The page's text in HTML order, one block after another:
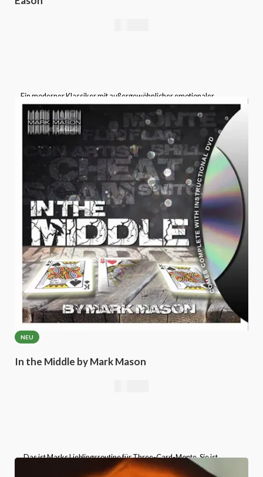
Ein moderner Klassiker mit außergewöhnlicher emotionaler
Wirkung – der
Anniversary Waltz
gehört in das Repertoire jedes
ernsthaften Kartenmagiers.
NEU
In the Middle by Mark Mason
„Das ist Marks Lieblingsroutine für Three-Card-Monte. Sie ist
unglaublich einfach vorzuführen und hat trotzdem eine Wirkung, die